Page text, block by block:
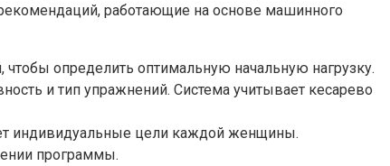
работающие на основе машинного
определить оптимальную начальную нагрузку.
и тип упражнений. Система учитывает кесарево
индивидуальные цели каждой женщины.
программы.